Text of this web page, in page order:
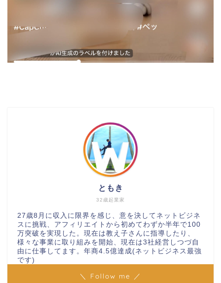
32歳起業家
ともき
27歳8月に収入に限界を感じ、意を決してネットビジネ
スに挑戦、アフィリエイトから初めてわずか半年で100
万突破を実現した。現在は教え子さんに指導したり、
様々な事業に取り組みを開始、現在は3社経営しつづ自
由に仕事してます。年商4.5億達成(ネットビジネス最強
です)
＼ Follow me ／